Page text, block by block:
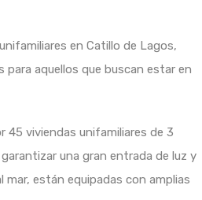
en Catillo de Lagos,
para aquellos que buscan estar en
45 viviendas unifamiliares de 3
una gran entrada de luz y
están equipadas con amplias